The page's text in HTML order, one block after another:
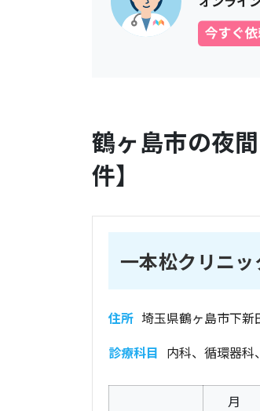
鶴ヶ島市の夜
件】
一本松クリニッ
住所 埼玉県鶴ヶ島市下新
診療科目 内科、循環器科
月